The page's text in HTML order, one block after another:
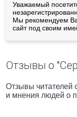
Уважаемый
Мы рекомендуем
сайт под своим
Отзывы о
Отзывы читателей
и мнения людей о